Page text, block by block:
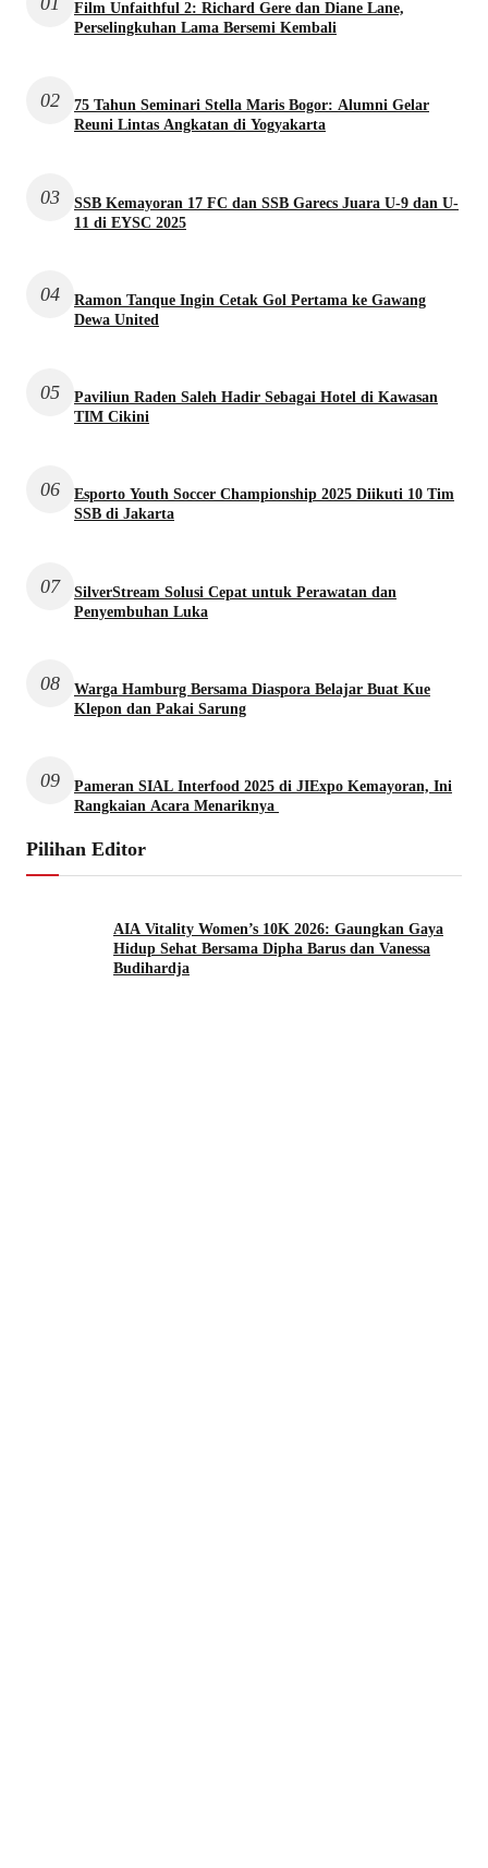
Film Unfaithful 2: Richard Gere dan Diane Lane,
Perselingkuhan Lama Bersemi Kembali
02
75 Tahun Seminari Stella Maris Bogor: Alumni Gelar
Reuni Lintas Angkatan di Yogyakarta
03
SSB Kemayoran 17 FC dan SSB Garecs Juara U-9 dan U-
11 di EYSC 2025
04
Ramon Tanque Ingin Cetak Gol Pertama ke Gawang
Dewa United
05
Paviliun Raden Saleh Hadir Sebagai Hotel di Kawasan
TIM Cikini
06
Esporto Youth Soccer Championship 2025 Diikuti 10 Tim
SSB di Jakarta
07
SilverStream Solusi Cepat untuk Perawatan dan
Penyembuhan Luka
08
Warga Hamburg Bersama Diaspora Belajar Buat Kue
Klepon dan Pakai Sarung
09
Pameran SIAL Interfood 2025 di JIExpo Kemayoran, Ini
Rangkaian Acara Menariknya
Pilihan Editor
AIA Vitality Women’s 10K 2026: Gaungkan Gaya
Hidup Sehat Bersama Dipha Barus dan Vanessa
Budihardja